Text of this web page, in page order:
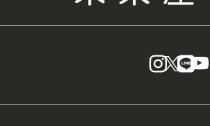
instagram
X LINE